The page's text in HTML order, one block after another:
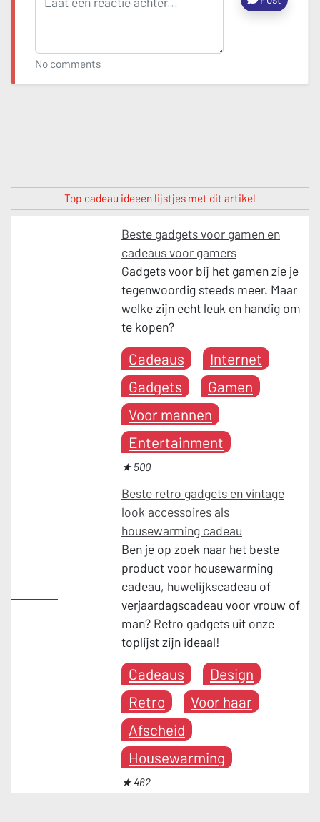
No comments
Top cadeau ideeen lijstjes met dit artikel
Beste gadgets voor gamen en
cadeaus voor gamers
Gadgets voor bij het gamen zie je
tegenwoordig steeds meer. Maar
welke zijn echt leuk en handig om
te kopen?
Cadeaus
Internet
Gadgets
Gamen
Voor mannen
Entertainment
★ 500
Beste retro gadgets en vintage
look accessoires als
housewarming cadeau
Ben je op zoek naar het beste
product voor housewarming
cadeau, huwelijkscadeau of
verjaardagscadeau voor vrouw of
man? Retro gadgets uit onze
toplijst zijn ideaal!
Cadeaus
Design
Retro
Voor haar
Afscheid
Housewarming
★ 462